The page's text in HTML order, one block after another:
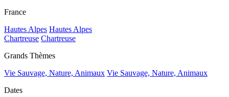
France
Hautes Alpes Hautes Alpes
Chartreuse Chartreuse
Grands Thèmes
Vie Sauvage, Nature, Animaux Vie Sauvage, Nature, Animaux
Dates